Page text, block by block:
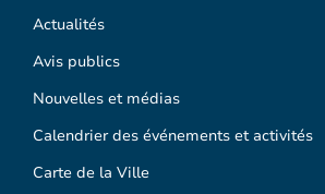
Actualités
Avis publics
Nouvelles et médias
Calendrier des événements et activités
Carte de la Ville